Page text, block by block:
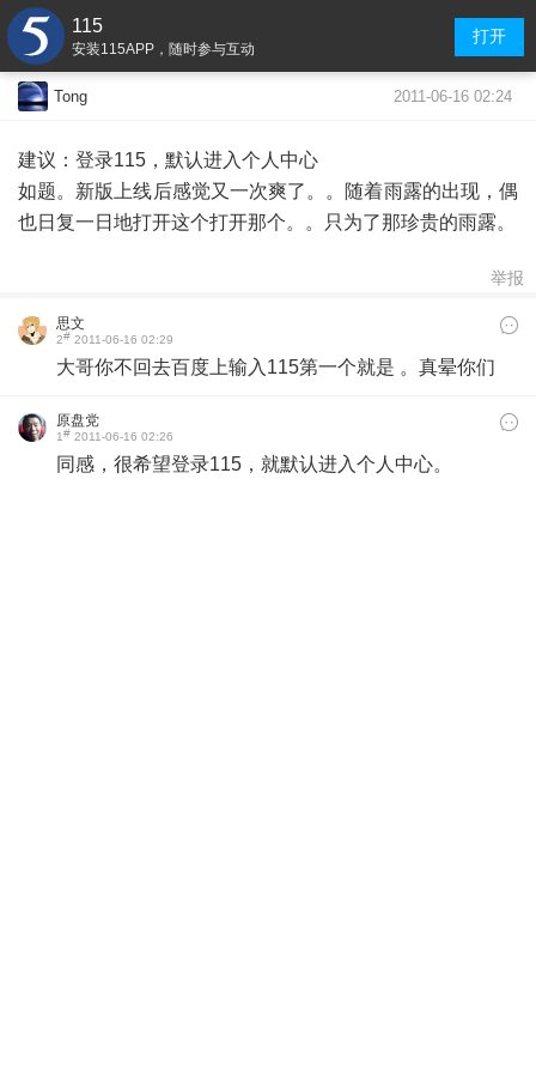
115
安装115APP，随时参与互动
打开
Tong 2011-06-16 02:24
建议：登录115，默认进入个人中心
如题。新版上线后感觉又一次爽了。。随着雨露的出现，偶
也日复一日地打开这个打开那个。。只为了那珍贵的雨露。
举报
思文
2# 2011-06-16 02:29
大哥你不回去百度上输入115第一个就是 。真晕你们
原盘党
1# 2011-06-16 02:26
同感，很希望登录115，就默认进入个人中心。